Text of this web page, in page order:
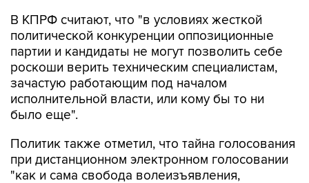
В КПРФ считают, что "в условиях жесткой
политической конкуренции оппозиционные
партии и кандидаты не могут позволить себе
роскоши верить техническим специалистам,
зачастую работающим под началом
исполнительной власти, или кому бы то ни
было еще".
Политик также отметил, что тайна голосования
при дистанционном электронном голосовании
"как и сама свобода волеизъявления,